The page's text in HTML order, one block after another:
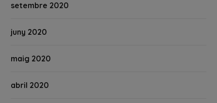
setembre 2020
juny 2020
maig 2020
abril 2020